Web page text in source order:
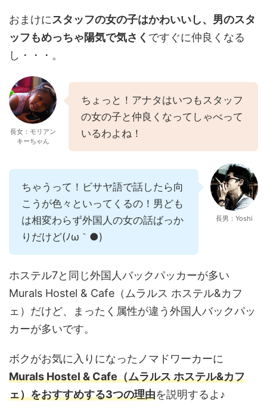
おまけにスタッフの女の子はかわいいし、男のスタ
ッフもめっちゃ陽気で気さく ですぐに仲良くなる
し・・・。
長女：モリアン
キーちゃん
ちょっと！アナタはいつもスタッフ
の女の子と仲良くなってしゃべって
いるわよね！
ちゃうって！ビサヤ語で話したら向
こうが色々といってくるの！男ども
は相変わらず外国人の女の話ばっか
りだけど(ﾉω｀●)
長男：Yoshi
ホステル7と同じ外国人バックパッカーが多い
Murals Hostel & Cafe（ムラルス ホステル&カフ
ェ）だけど、まったく属性が違う外国人バックパッ
カーが多いです。
ボクがお気に入りになったノマドワーカーに
Murals Hostel & Cafe（ムラルス ホステル&カフ
ェ）をおすすめする3つの理由を説明するよ♪